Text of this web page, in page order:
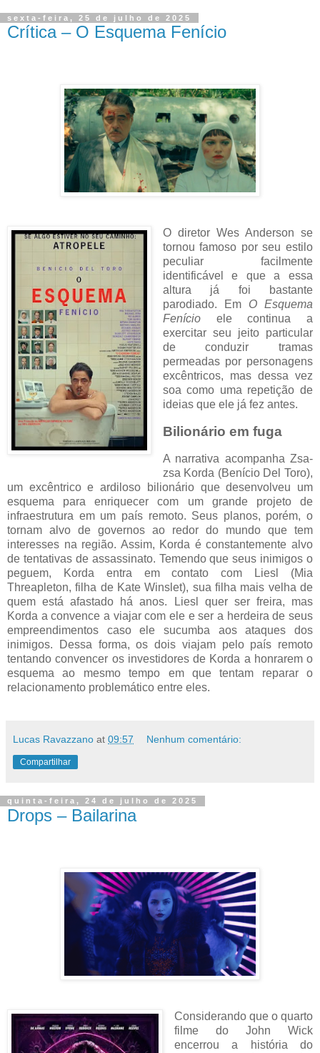
sexta-feira, 25 de julho de 2025
Crítica – O Esquema Fenício
O diretor Wes Anderson se
tornou famoso por seu estilo
peculiar facilmente
identificável e que a essa
altura já foi bastante
parodiado. Em O Esquema
Fenícioele continua a
exercitar seu jeito particular
de conduzir tramas
permeadas por personagens
excêntricos, mas dessa vez
soa como uma repetição de
ideias que ele já fez antes.
Bilionário em fuga
A narrativa acompanha Zsa-
zsa Korda (Benício Del Toro),
um excêntrico e ardiloso bilionário que desenvolveu um
esquema para enriquecer com um grande projeto de
infraestrutura em um país remoto. Seus planos, porém, o
tornam alvo de governos ao redor do mundo que tem
interesses na região. Assim, Korda é constantemente alvo
de tentativas de assassinato. Temendo que seus inimigos o
peguem, Korda entra em contato com Liesl (Mia
Threapleton, filha de Kate Winslet), sua filha mais velha de
quem está afastado há anos. Liesl quer ser freira, mas
Korda a convence a viajar com ele e ser a herdeira de seus
empreendimentos caso ele sucumba aos ataques dos
inimigos. Dessa forma, os dois viajam pelo país remoto
tentando convencer os investidores de Korda a honrarem o
esquema ao mesmo tempo em que tentam reparar o
relacionamento problemático entre eles.
Lucas Ravazzano at 09:57 Nenhum comentário:
Compartilhar
quinta-feira, 24 de julho de 2025
Drops – Bailarina
Considerando que o quarto
filme do John Wick
encerrou a história do